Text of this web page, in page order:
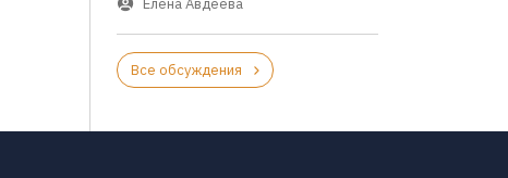
Все обсуждения